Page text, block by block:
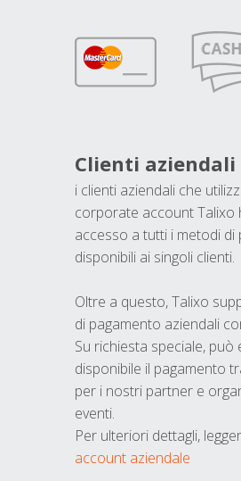
Clienti aziendali
i clienti aziendali che
corporate account Talixo
accesso a tutti i metodi di
disponibili ai singoli clienti.
Oltre a questo, Talixo
di pagamento aziendali
Su richiesta speciale, può
disponibile il pagamento
per i nostri partner e
eventi.
Per ulteriori dettagli,
account aziendale